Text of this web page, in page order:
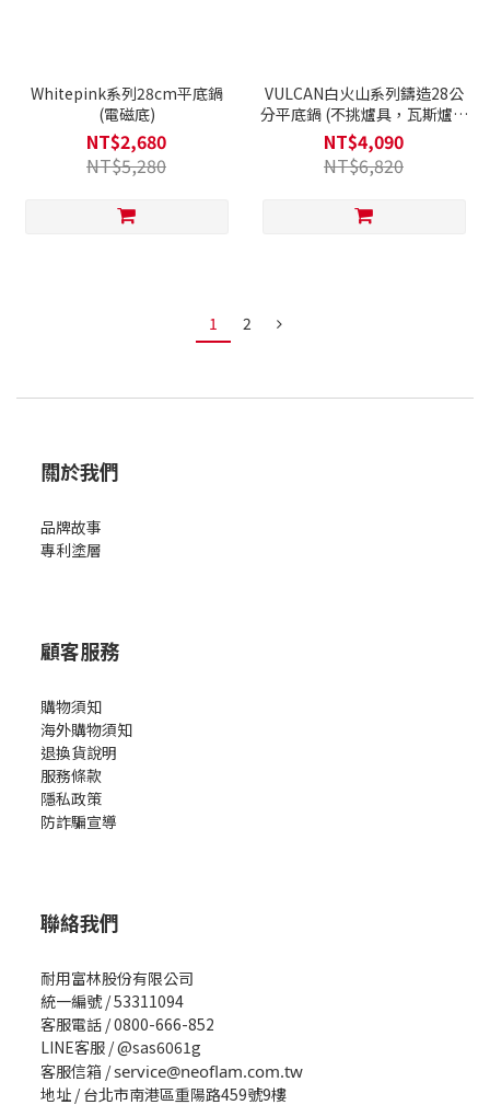
Whitepink系列28cm平底鍋
(電磁底)
NT$2,680
NT$5,280
VULCAN白火山系列鑄造28公
分平底鍋 (不挑爐具，瓦斯爐電
磁爐可用)
NT$4,090
NT$6,820
1 2
關於我們
品牌故事
專利塗層
顧客服務
購物須知
海外購物須知
退換貨說明
服務條款
隱私政策
防詐騙宣導
聯絡我們
耐用富林股份有限公司
統一編號 / 53311094
客服電話 / 0800-666-852
LINE客服 / @sas6061g
客服信箱 /service@neoflam.com.tw
地址 / 台北市南港區重陽路459號9樓